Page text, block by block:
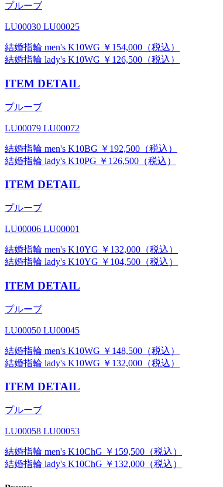
プルーブ
LU00030 LU00025
結婚指輪 men's K10WG ￥154,000（税込）
結婚指輪 lady's K10WG ￥126,500（税込）
ITEM DETAIL
プルーブ
LU00079 LU00072
結婚指輪 men's K10BG ￥192,500（税込）
結婚指輪 lady's K10PG ￥126,500（税込）
ITEM DETAIL
プルーブ
LU00006 LU00001
結婚指輪 men's K10YG ￥132,000（税込）
結婚指輪 lady's K10YG ￥104,500（税込）
ITEM DETAIL
プルーブ
LU00050 LU00045
結婚指輪 men's K10WG ￥148,500（税込）
結婚指輪 lady's K10WG ￥132,000（税込）
ITEM DETAIL
プルーブ
LU00058 LU00053
結婚指輪 men's K10ChG ￥159,500（税込）
結婚指輪 lady's K10ChG ￥132,000（税込）